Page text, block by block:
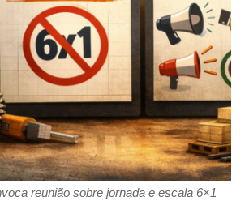
reunião sobre jornada e escala 6×1